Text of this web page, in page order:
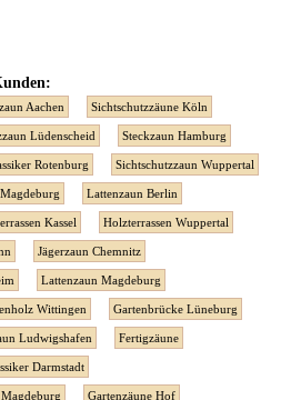
Aachen Sichtschutzzäune Köln
Lüdenscheid Steckzaun Hamburg
Rotenburg Sichtschutzzaun Wuppertal
Lattenzaun Berlin
Kassel Holzterrassen Wuppertal
Jägerzaun Chemnitz
Lattenzaun Magdeburg
Wittingen Gartenbrücke Lüneburg
Ludwigshafen Fertigzäune
Darmstadt
Gartenzäune Hof